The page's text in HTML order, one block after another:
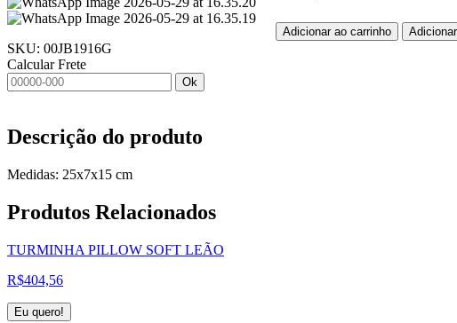
Adicionar ao carrinho
SKU: 00JB1916G
Calcular Frete
Ok
Descrição do produto
Medidas: 25x7x15 cm
Produtos Relacionados
TURMINHA PILLOW SOFT LEÃO
R$404,56
Eu quero!